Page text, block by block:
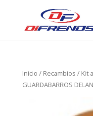
Inicio / Recambios / Kit
GUARDABARROS